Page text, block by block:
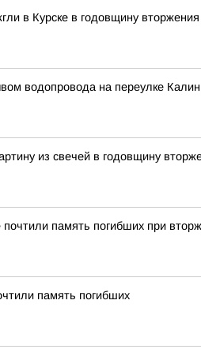
в Курске в годовщину
водопровода на переулке
из свечей в годовщину
почтили память погибших при
память погибших